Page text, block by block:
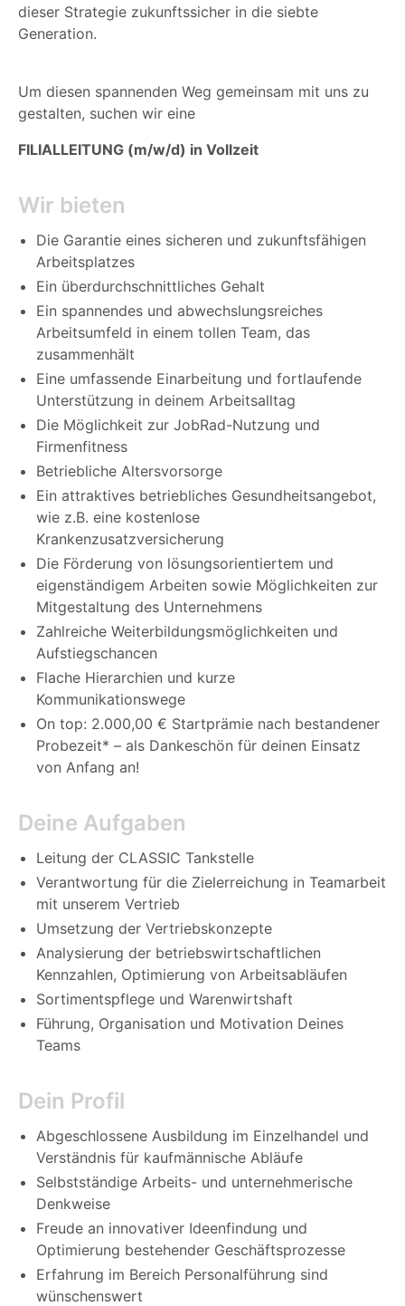
dieser Strategie zukunftssicher in die siebte
Generation.
Um diesen spannenden Weg gemeinsam mit uns zu
gestalten, suchen wir eine
FILIALLEITUNG (m/w/d) in Vollzeit
Wir bieten
Die Garantie eines sicheren und zukunftsfähigen
Arbeitsplatzes
Ein überdurchschnittliches Gehalt
Ein spannendes und abwechslungsreiches
Arbeitsumfeld in einem tollen Team, das
zusammenhält
Eine umfassende Einarbeitung und fortlaufende
Unterstützung in deinem Arbeitsalltag
Die Möglichkeit zur JobRad-Nutzung und
Firmenfitness
Betriebliche Altersvorsorge
Ein attraktives betriebliches Gesundheitsangebot,
wie z.B. eine kostenlose
Krankenzusatzversicherung
Die Förderung von lösungsorientiertem und
eigenständigem Arbeiten sowie Möglichkeiten zur
Mitgestaltung des Unternehmens
Zahlreiche Weiterbildungsmöglichkeiten und
Aufstiegschancen
Flache Hierarchien und kurze
Kommunikationswege
On top: 2.000,00 € Startprämie nach bestandener
Probezeit* – als Dankeschön für deinen Einsatz
von Anfang an!
Deine Aufgaben
Leitung der CLASSIC Tankstelle
Verantwortung für die Zielerreichung in Teamarbeit
mit unserem Vertrieb
Umsetzung der Vertriebskonzepte
Analysierung der betriebswirtschaftlichen
Kennzahlen, Optimierung von Arbeitsabläufen
Sortimentspflege und Warenwirtshaft
Führung, Organisation und Motivation Deines
Teams
Dein Profil
Abgeschlossene Ausbildung im Einzelhandel und
Verständnis für kaufmännische Abläufe
Selbstständige Arbeits- und unternehmerische
Denkweise
Freude an innovativer Ideenfindung und
Optimierung bestehender Geschäftsprozesse
Erfahrung im Bereich Personalführung sind
wünschenswert